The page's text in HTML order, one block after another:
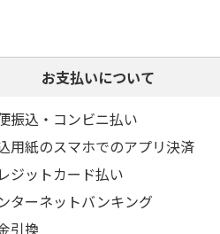
お支払いについて
振込・コンビニ払い
用紙のスマホでのアプリ決済
ジットカード払い
ターネットバンキング
引換